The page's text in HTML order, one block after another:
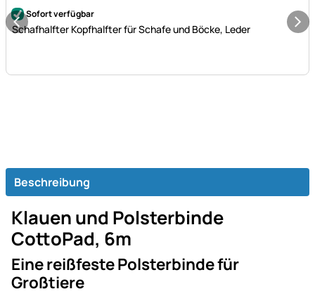
Noch keine Bewertungen abgegeben
Sofort verfügbar
Schafhalfter Kopfhalfter für Schafe und Böcke, Leder
Beschreibung
Klauen und Polsterbinde
CottoPad, 6m
Eine reißfeste Polsterbinde für
Großtiere